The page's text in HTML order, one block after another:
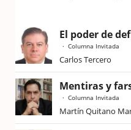
El poder de
Columna Invitada
Carlos Tercero
Mentiras y
Columna Invitada
Martín Quitano